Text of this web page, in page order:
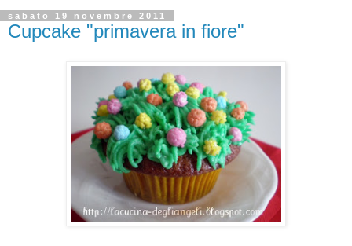
sabato 19 novembre 2011
Cupcake "primavera in fiore"